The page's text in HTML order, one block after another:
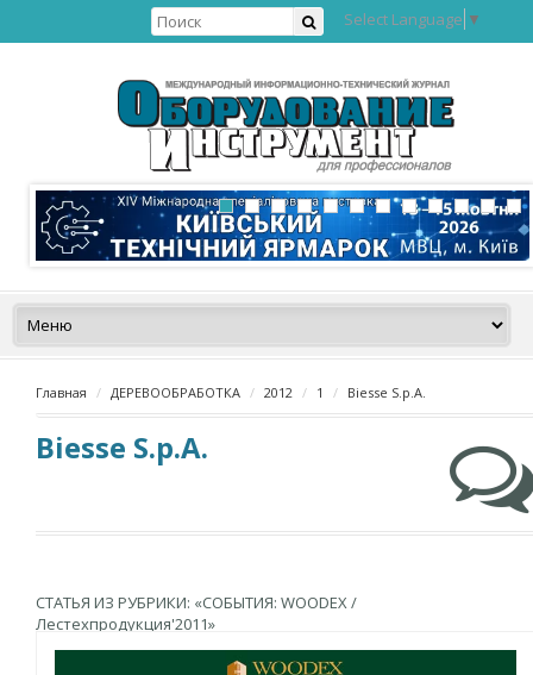
Select Language ▼
Главная ДЕРЕВООБРАБОТКА 2012 1 Biesse S.p.A.
Biesse S.p.A.
СТАТЬЯ ИЗ РУБРИКИ: «СОБЫТИЯ: WOODEX /
Лестехпродукция'2011»